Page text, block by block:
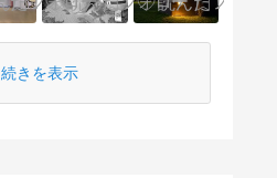
続きを表示